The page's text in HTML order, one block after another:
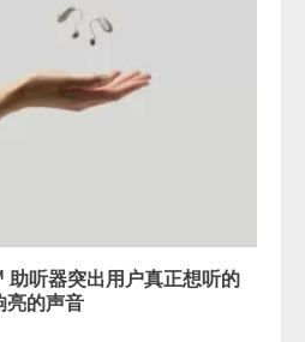
助听器突出用户真正想听的
亮的声音